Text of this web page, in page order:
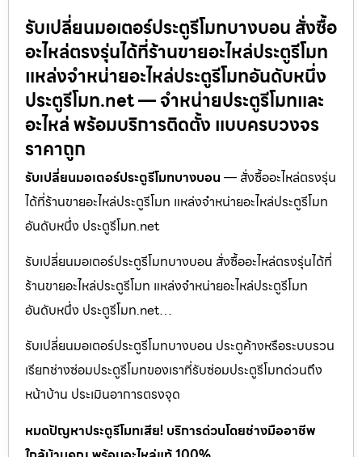
รับเปลี่ยนมอเตอร์ประตูรีโมทบางบอน สั่งซื้อ
อะไหล่ตรงรุ่นได้ที่ร้านขายอะไหล่ประตูรีโมท
แหล่งจำหน่ายอะไหล่ประตูรีโมทอันดับหนึ่ง
ประตูรีโมท.net — จำหน่ายประตูรีโมทและ
อะไหล่ พร้อมบริการติดตั้ง แบบครบวงจร
ราคาถูก
รับเปลี่ยนมอเตอร์ประตูรีโมทบางบอน — สั่งซื้ออะไหล่ตรงรุ่น
ได้ที่ร้านขายอะไหล่ประตูรีโมท แหล่งจำหน่ายอะไหล่ประตูรีโมท
อันดับหนึ่ง ประตูรีโมท.net
รับเปลี่ยนมอเตอร์ประตูรีโมทบางบอน สั่งซื้ออะไหล่ตรงรุ่นได้ที่
ร้านขายอะไหล่ประตูรีโมท แหล่งจำหน่ายอะไหล่ประตูรีโมท
อันดับหนึ่ง ประตูรีโมท.net…
รับเปลี่ยนมอเตอร์ประตูรีโมทบางบอน ประตูค้างหรือระบบรวน
เรียกช่างซ่อมประตูรีโมทของเราที่รับซ่อมประตูรีโมทด่วนถึง
หน้าบ้าน ประเมินอาการตรงจุด
หมดปัญหาประตูรีโมทเสีย! บริการด่วนโดยช่างมืออาชีพ